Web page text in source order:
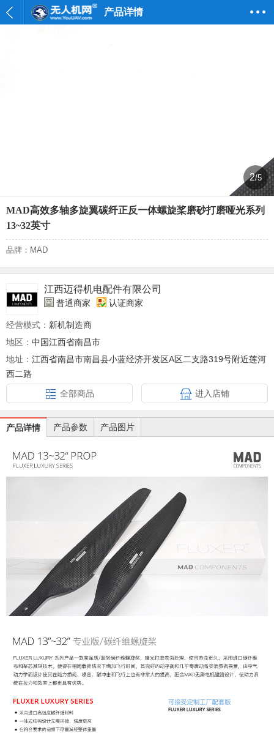
产品详情
2/5
MAD高效多轴多旋翼碳纤正反一体螺旋桨磨砂打磨哑光系列
13~32英寸
品牌：MAD
江西迈得机电配件有限公司
普通商家 认证商家
经营模式： 新机制造商
地区： 中国江西省南昌市
地址： 江西省南昌市南昌县小蓝经济开发区A区二支路319号附近莲河
西二路
全部商品
进入店铺
产品详情 产品参数 产品图片